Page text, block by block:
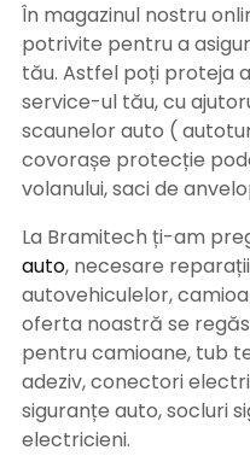
În magazinul nostru
potrivite pentru a
tău. Astfel poți proteja
service-ul tău, cu
scaunelor auto (
covorașe protecție
volanului, saci de
La Bramitech ți-am
auto, necesare
autovehiculelor,
oferta noastră se
pentru camioane, tub
adeziv, conectori
siguranțe auto, socluri
electricieni.